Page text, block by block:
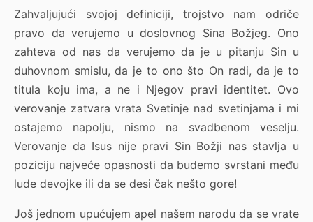
Zahvaljujući svojoj definiciji, trojstvo nam odriče
pravo da verujemo u doslovnog Sina Božjeg. Ono
zahteva od nas da verujemo da je u pitanju Sin u
duhovnom smislu, da je to ono što On radi, da je to
titula koju ima, a ne i Njegov pravi identitet. Ovo
verovanje zatvara vrata Svetinje nad svetinjama i mi
ostajemo napolju, nismo na svadbenom veselju.
Verovanje da Isus nije pravi Sin Božji nas stavlja u
poziciju najveće opasnosti da budemo svrstani među
lude devojke ili da se desi čak nešto gore!
Još jednom upućujem apel našem narodu da se vrate